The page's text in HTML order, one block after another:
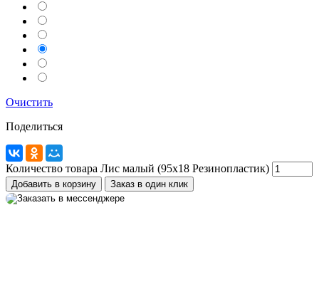
Очистить
Поделиться
Количество товара Лис малый (95х18 Резинопластик)
Добавить в корзину Заказ в один клик
Telegram